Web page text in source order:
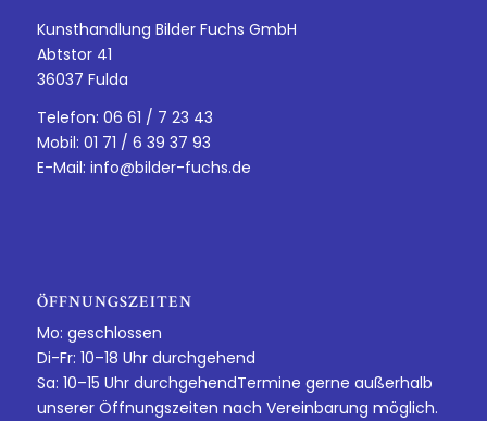
Kunsthandlung Bilder Fuchs GmbH
Abtstor 41
36037 Fulda
Telefon: 06 61 / 7 23 43
Mobil: 01 71 / 6 39 37 93
E-Mail: info@bilder-fuchs.de
ÖFFNUNGSZEITEN
Mo: geschlossen
Di-Fr: 10–18 Uhr durchgehend
Sa: 10–15 Uhr durchgehendTermine gerne außerhalb
unserer Öffnungszeiten nach Vereinbarung möglich.